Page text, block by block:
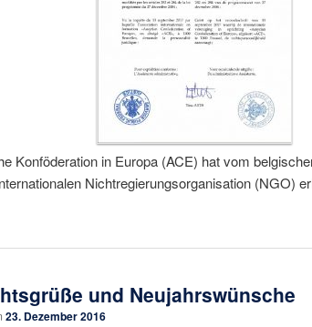
Konföderation in Europa (ACE) hat vom
Nichtregierungsorganisation (NGO)
und Neujahrswünsche
23. Dezember 2016